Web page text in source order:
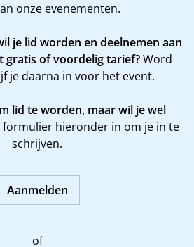
onze evenementen.
je lid worden en deelnemen aan
gratis of voordelig tarief?Word
je daarna in voor het event.
lid te worden, maar wil je wel
hieronder in om je in te
schrijven.
Aanmelden
of